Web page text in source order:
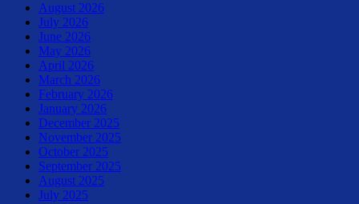
August 2026
July 2026
June 2026
May 2026
April 2026
March 2026
February 2026
January 2026
December 2025
November 2025
October 2025
September 2025
August 2025
July 2025